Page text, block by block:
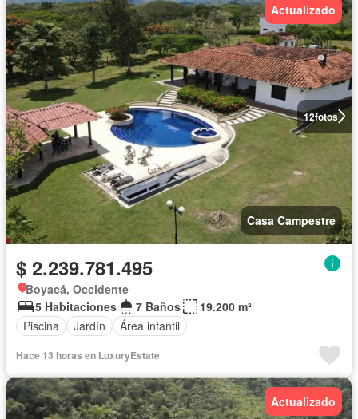
12fotos
Actualizado
Casa Campestre
$ 2.239.781.495
Boyacá, Occidente
5 Habitaciones
7 Baños
19.200 m²
Piscina
Jardín Área infantil
Hace 13 horas en LuxuryEstate
Actualizado